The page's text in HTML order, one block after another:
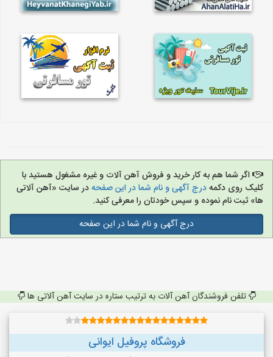
اگر شما هم به کار خرید و فروش آهن آلات و غیره مشغول هستید با
کلیک روی دکمهدرج آگهی و نام شما در این صفحهدر سایت «آهن آلاتی
ها» ثبت نام نموده و سپس خودتان را معرفی کنید.
درج آگهی و نام شما در این صفحه
تلفن فروشندگان آهن آلات به ترتیب ستاره در سایت آهن آلاتی ها
فروشگاه پروفیل ایوانی